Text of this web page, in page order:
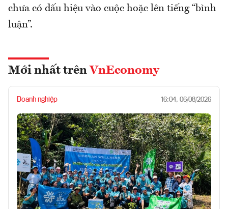
chưa có dấu hiệu vào cuộc hoặc lên tiếng “bình
luận”.
Mới nhất trên VnEconomy
Doanh nghiệp 16:04, 06/08/2026